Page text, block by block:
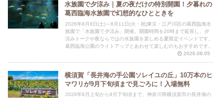
水族園で夕涼み｜夏の夜だけの特別開園！夕暮れの
葛西臨海水族園で幻想的なひとときを
2026年8月8日(土)～8月11日(火・祝)東京・江戸川区の葛西臨海水
族園で「水族園で夕涼み」開催。開園時間を20時まで延長し、夕
涼みトークや夜ならではの水族園を楽しめる夏限定イベントです。
葛西臨海公園のライトアップとあわせて楽しむのもおすすめです。
2026.08.05
横須賀「長井海の手公園ソレイユの丘」10万本のヒ
マワリが9月下旬頃まで見ごろに！入場無料
2026年8月上旬から9月下旬頃まで、神奈川県横須賀市の長井海の